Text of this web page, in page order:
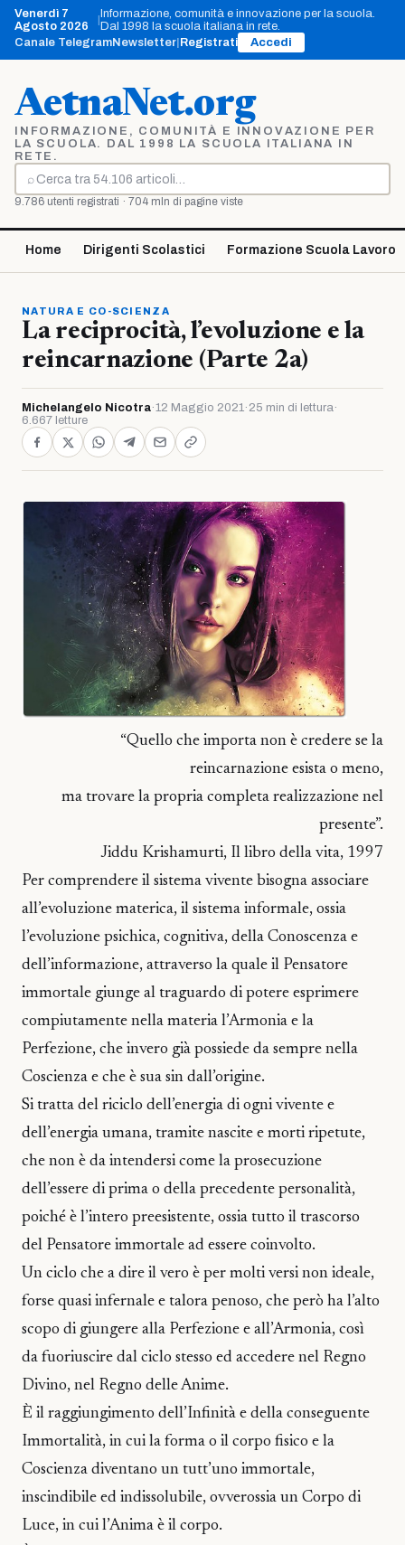
Vai
contenuto
Venerdì 7
Agosto 2026
Informazione, comunità e innovazione per la scuola.
Dal 1998 la scuola italiana in rete.
Canale TelegramNewsletter Registrati Accedi
AetnaNet.org
INFORMAZIONE, COMUNITÀ E INNOVAZIONE PER
LA SCUOLA. DAL 1998 LA SCUOLA ITALIANA IN
RETE.
⌕
Cerca
9.786 utenti registrati · 704 mln di pagine viste
Home Dirigenti Scolastici Formazione Scuola Lavoro
NATURA E CO-SCIENZA
La reciprocità, l’evoluzione e la
reincarnazione (Parte 2a)
Michelangelo Nicotra·12 Maggio 2021· 25 min di lettura·
6.667 letture
“Quello che importa non è credere se la
reincarnazione esista o meno,
ma trovare la propria completa realizzazione nel
presente”.
Jiddu Krishamurti, Il libro della vita, 1997
Per comprendere il sistema vivente bisogna associare
all’evoluzione materica, il sistema informale, ossia
l’evoluzione psichica, cognitiva, della Conoscenza e
dell’informazione, attraverso la quale il Pensatore
immortale giunge al traguardo di potere esprimere
compiutamente nella materia l’Armonia e la
Perfezione, che invero già possiede da sempre nella
Coscienza e che è sua sin dall’origine.
Si tratta del riciclo dell’energia di ogni vivente e
dell’energia umana, tramite nascite e morti ripetute,
che non è da intendersi come la prosecuzione
dell’essere di prima o della precedente personalità,
poiché è l’intero preesistente, ossia tutto il trascorso
del Pensatore immortale ad essere coinvolto.
Un ciclo che a dire il vero è per molti versi non ideale,
forse quasi infernale e talora penoso, che però ha l’alto
scopo di giungere alla Perfezione e all’Armonia, così
da fuoriuscire dal ciclo stesso ed accedere nel Regno
Divino, nel Regno delle Anime.
È il raggiungimento dell’Infinità e della conseguente
Immortalità, in cui la forma o il corpo fisico e la
Coscienza diventano un tutt’uno immortale,
inscindibile ed indissolubile, ovverossia un Corpo di
Luce, in cui l’Anima è il corpo.